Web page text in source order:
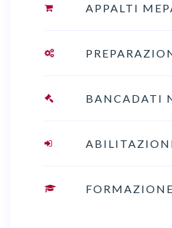
APPALTI
BANCADATI